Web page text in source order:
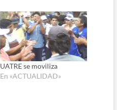
UATRE se moviliza
En «ACTUALIDAD»